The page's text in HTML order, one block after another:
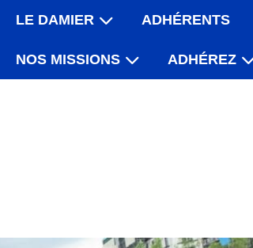
LE DAMIER ADHÉRENTS
NOS MISSIONS ADHÉREZ